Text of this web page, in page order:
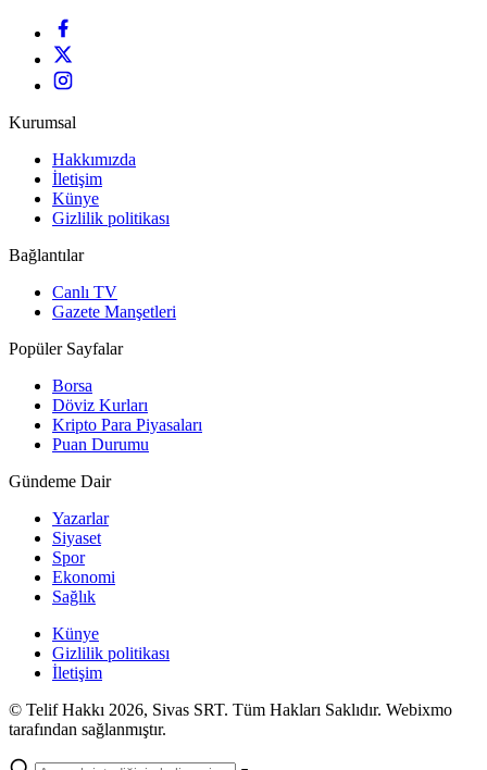
Kurumsal
Hakkımızda
İletişim
Künye
Gizlilik politikası
Bağlantılar
Canlı TV
Gazete Manşetleri
Popüler Sayfalar
Borsa
Döviz Kurları
Kripto Para Piyasaları
Puan Durumu
Gündeme Dair
Yazarlar
Siyaset
Spor
Ekonomi
Sağlık
Künye
Gizlilik politikası
İletişim
© Telif Hakkı 2026, Sivas SRT. Tüm Hakları Saklıdır. Webixmo
tarafından sağlanmıştır.